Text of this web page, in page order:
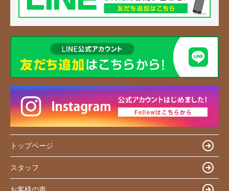
トップページ
スタッフ
お客様の声